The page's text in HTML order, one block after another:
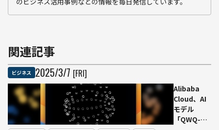
関連記事
ビジネス 2025/3/7 [FRI]
Alibaba
Cloud、AI
モデル
「QWQ-